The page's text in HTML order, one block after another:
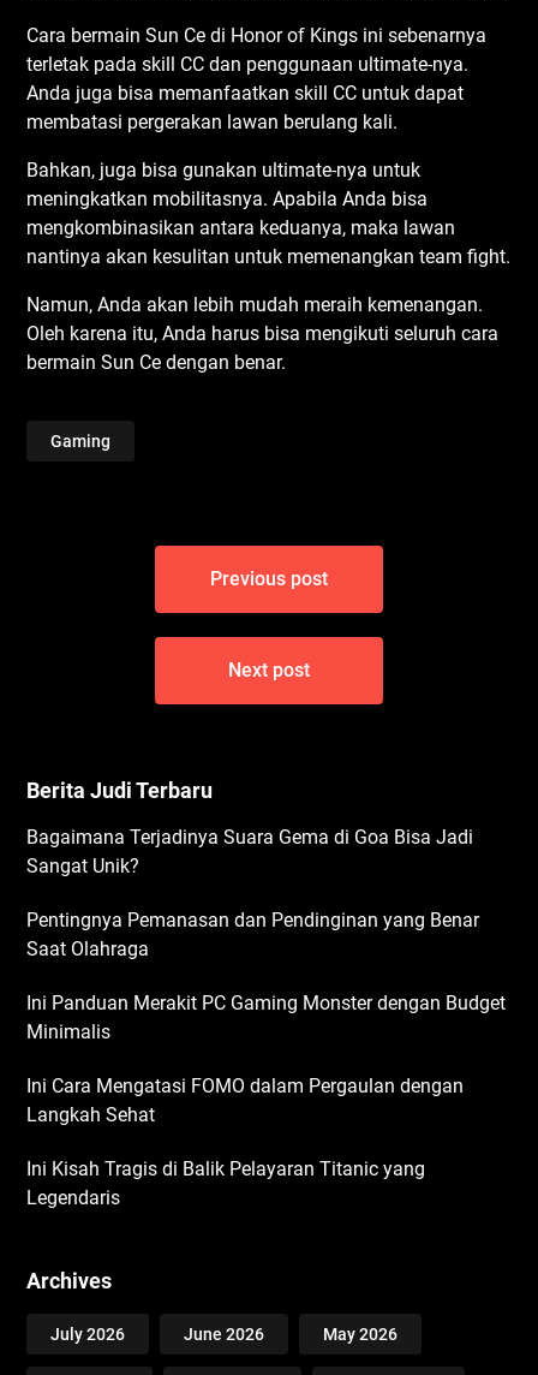
Cara bermain Sun Ce di Honor of Kings ini sebenarnya
terletak pada skill CC dan penggunaan ultimate-nya.
Anda juga bisa memanfaatkan skill CC untuk dapat
membatasi pergerakan lawan berulang kali.
Bahkan, juga bisa gunakan ultimate-nya untuk
meningkatkan mobilitasnya. Apabila Anda bisa
mengkombinasikan antara keduanya, maka lawan
nantinya akan kesulitan untuk memenangkan team fight.
Namun, Anda akan lebih mudah meraih kemenangan.
Oleh karena itu, Anda harus bisa mengikuti seluruh cara
bermain Sun Ce dengan benar.
Gaming
Previous post
Next post
Berita Judi Terbaru
Bagaimana Terjadinya Suara Gema di Goa Bisa Jadi
Sangat Unik?
Pentingnya Pemanasan dan Pendinginan yang Benar
Saat Olahraga
Ini Panduan Merakit PC Gaming Monster dengan Budget
Minimalis
Ini Cara Mengatasi FOMO dalam Pergaulan dengan
Langkah Sehat
Ini Kisah Tragis di Balik Pelayaran Titanic yang
Legendaris
Archives
July 2026 June 2026 May 2026